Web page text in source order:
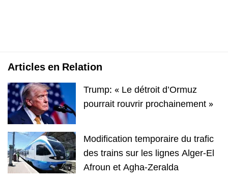
Articles en Relation
Trump: « Le détroit d’Ormuz
pourrait rouvrir prochainement »
Modification temporaire du trafic
des trains sur les lignes Alger-El
Afroun et Agha-Zeralda